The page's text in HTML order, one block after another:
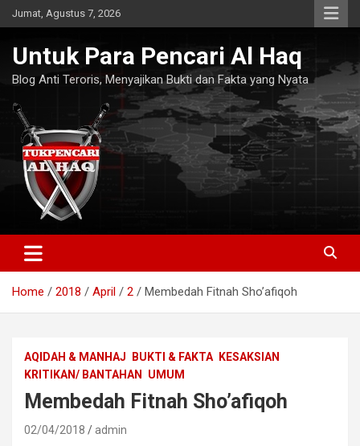
Skip
to
Jumat, Agustus 7, 2026
Untuk Para Pencari Al Haq
Blog Anti Teroris, Menyajikan Bukti dan Fakta yang Nyata
Home 2018 April 2 Membedah Fitnah Sho’afiqoh
AQIDAH & MANHAJ BUKTI & FAKTA
KESAKSIAN
KRITIKAN/ BANTAHAN
UMUM
Membedah Fitnah Sho’afiqoh
02/04/2018 admin